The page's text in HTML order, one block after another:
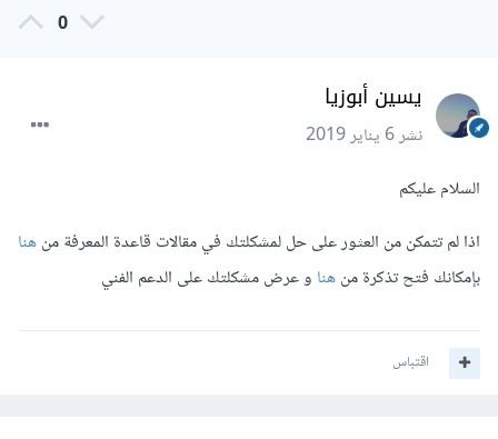
0
يسين أبوزيا
نشر6 يناير 2019
السلام عليكم
اذا لم تتمكن من العثور على حل لمشكلتك في مقالات قاعدة المعرفة منهنا
بإمكانك فتح تذكرة منهناو عرض مشكلتك على الدعم الفني
اقتباس